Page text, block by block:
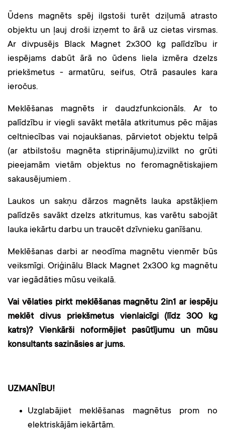
Ūdens magnēts spēj ilgstoši turēt dziļumā atrasto
objektu un ļauj droši izņemt to ārā uz cietas virsmas.
Ar divpusējs Black Magnet 2x300 kg palīdzību ir
iespējams dabūt ārā no ūdens liela izmēra dzelzs
priekšmetus - armatūru, seifus, Otrā pasaules kara
ieročus.
Meklēšanas magnēts ir daudzfunkcionāls. Ar to
palīdzību ir viegli savākt metāla atkritumus pēc mājas
celtniecības vai nojaukšanas, pārvietot objektu telpā
(ar atbilstošu magnēta stiprinājumu),izvilkt no grūti
pieejamām vietām objektus no feromagnētiskajiem
sakausējumiem .
Laukos un sakņu dārzos magnēts lauka apstākļiem
palīdzēs savākt dzelzs atkritumus, kas varētu sabojāt
lauka iekārtu darbu un traucēt dzīvnieku ganīšanu.
Meklēšanas darbi ar neodīma magnētu vienmēr būs
veiksmīgi. Oriģinālu Black Magnet 2x300 kg magnētu
var iegādāties mūsu veikalā.
Vai vēlaties pirkt meklēšanas magnētu 2in1 ar iespēju
meklēt divus priekšmetus vienlaicīgi (līdz 300 kg
katrs)? Vienkārši noformējiet pasūtījumu un mūsu
konsultants sazināsies ar jums.
UZMANĪBU!
Uzglabājiet meklēšanas magnētus prom no
elektriskājām iekārtām.